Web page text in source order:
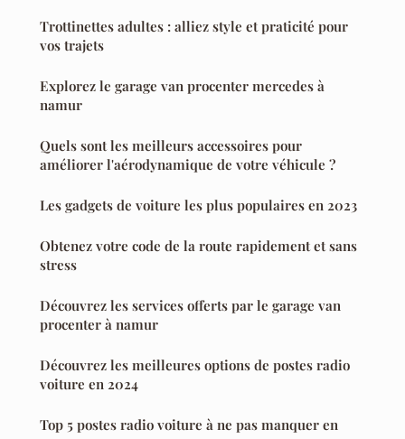
Trottinettes adultes : alliez style et praticité pour
vos trajets
Explorez le garage van procenter mercedes à
namur
Quels sont les meilleurs accessoires pour
améliorer l'aérodynamique de votre véhicule ?
Les gadgets de voiture les plus populaires en 2023
Obtenez votre code de la route rapidement et sans
stress
Découvrez les services offerts par le garage van
procenter à namur
Découvrez les meilleures options de postes radio
voiture en 2024
Top 5 postes radio voiture à ne pas manquer en